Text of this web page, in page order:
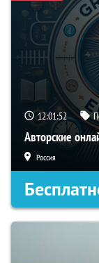
12:01:51
Авторские
Россия